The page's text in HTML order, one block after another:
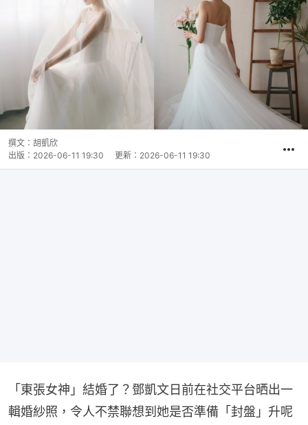
撰文： 胡凱欣
出版： 2026-06-11 19:30 更新： 2026-06-11 19:30
「東張女神」結婚了？鄧凱文日前在社交平台晒出一
輯婚紗照，令人不禁聯想到她是否準備「封盤」升呢